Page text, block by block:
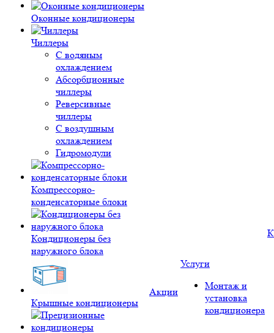
Оконные кондиционеры
Чиллеры
С водяным
охлаждением
Абсорбционные
чиллеры
Реверсивные
чиллеры
С воздушным
охлаждением
Гидромодули
Компрессорно-
конденсаторные блоки
Кондиционеры без
наружного блока
Крышные кондиционеры
Акции
Услуги
Монтаж и
установка
кондиционера